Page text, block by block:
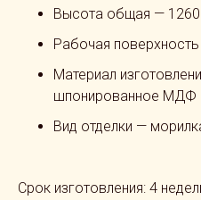
Высота общая —
Рабочая
Материал
шпонированное МДФ
Вид отделки —
Срок изготовления: 4